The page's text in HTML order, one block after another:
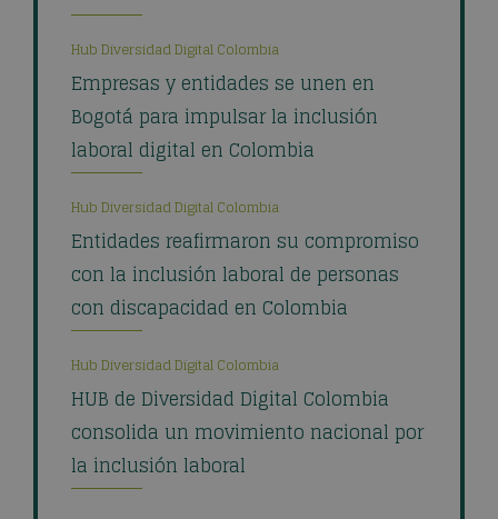
Hub Diversidad Digital Colombia
Empresas y entidades se unen en
Bogotá para impulsar la inclusión
laboral digital en Colombia
Hub Diversidad Digital Colombia
Entidades reafirmaron su compromiso
con la inclusión laboral de personas
con discapacidad en Colombia
Hub Diversidad Digital Colombia
HUB de Diversidad Digital Colombia
consolida un movimiento nacional por
la inclusión laboral